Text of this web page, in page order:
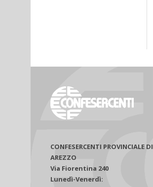
CONFESERCENTI PROVINCIALE DI
AREZZO
Via Fiorentina 240
Lunedì-Venerdì: